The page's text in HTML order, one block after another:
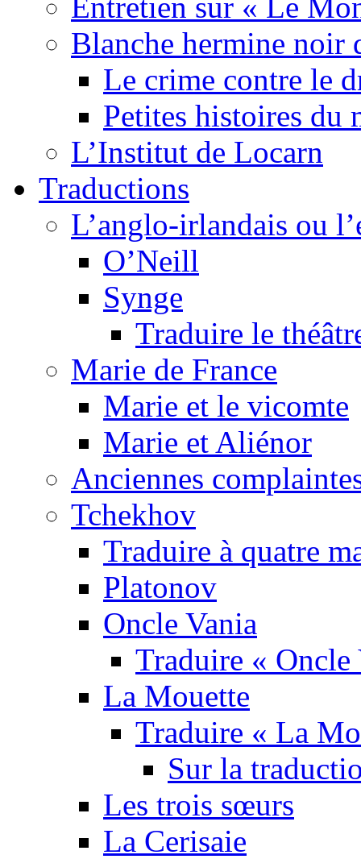
Blanche hermine noir
Le crime contre le
Petites histoires du
L’Institut de Locarn
Traductions
L’anglo-irlandais ou
O’Neill
Synge
Traduire le
Marie de France
Marie et le vicomte
Marie et Aliénor
Anciennes
Tchekhov
Traduire à quatre
Platonov
Oncle Vania
Traduire « Oncle
La Mouette
Traduire « La
Sur la
Les trois sœurs
La Cerisaie